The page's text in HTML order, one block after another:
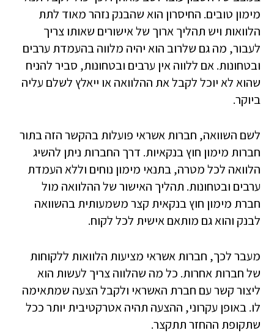
מימון טובים. החיסרון הוא שהבנק נזהר מאוד לתת
הלוואות ויש תהליך ארוך של אישורים שאותו צריך
לעבור, מה גם שלרוב הוא יהיה מלווה בהעמדת ערבים
ובטחונות. אם ללווה אין ערבים ובטחונות, סביר להניח
שהוא לא יוכל לקבל את ההלוואה או ייאלץ לשלם עליה
ביוקר.
לשם השוואה, חברות אשראי פועלות בהקשר הזה בתור
חברות מימון חוץ בנקאיות. דרך החברות ניתן להשיג
הלוואה לכל מטרה, בתנאי מימון נוחים וללא העמדת
ערבים ובטחונות. תהליך האישור של ההלוואה מול
חברת מימון חוץ בנקאית קצר משמעותית בהשוואה
לבנק והוא גם מותאם אישית לכל לקוח.
מעבר לכך, חברות אשראי מציעות הלוואות ללקוחות
של חברות אחרות. כל מה שהלווה צריך לעשות הוא
ליצור קשר עם חברת האשראי ולקבל הצעה שמתאימה
לו. באופן עקרוני, ההצעה תהיה אטרקטיבית יותר ככל
שתקופת ההחזר תתקצר.